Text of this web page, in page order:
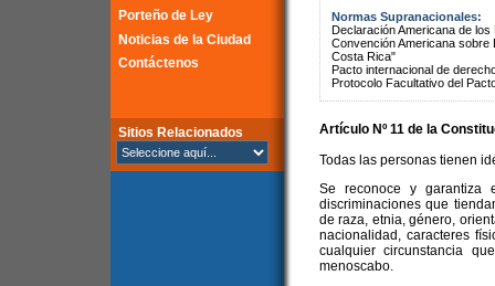
Porteño de Ley
Noticias de la Ciudad
Contáctenos
Sitios Relacionados
Normas Supranacionales:
Declaración Americana de
Convención Americana
Costa Rica"
Pacto internacional de
Protocolo Facultativo del
Artículo Nº 11 de la
Todas las personas tienen
Se reconoce y garantiza
discriminaciones que
de raza, etnia, género,
nacionalidad, caracteres
cualquier circunstancia
menoscabo.